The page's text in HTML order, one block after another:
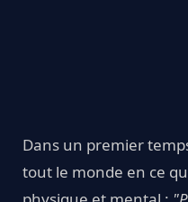
Dans un premier
tout le monde en ce